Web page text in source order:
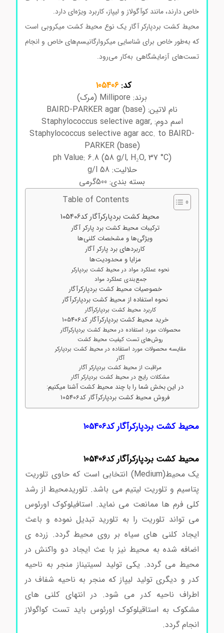
خاص دارند، مانند کوآگولاز و لیپاز، کاربرد ویژه‌ای دارد.
محیط کشت بردپارکر آگار یک نوع محیط کشت میکروبی است
که به‌طور خاص برای شناسایی میکروارگانیسم‌های خاص و انجام
تست‌های آزمایشگاهی به‌کار می‌رود.محیط کشت بردپارکرآگار
کد:105406
برند: Millipore (مرک)
نام لاتین: BAIRD-PARKER agar (base)
اسم دوم: Staphylococcus selective agar,
Staphylococcus selective agar acc. to BAIRD-
PARKER (base)
ph Value: 6.8 (58 g/l, H₂O, 37 °C)
حلالیت: 58 g/l
بسته بندی: 500گرمی
Table of Contents
محیط کشت بردپارکرآگار کد105406
ترکیبات محیط کشت برد پارکر آگار
ویژگی‌ها و مشخصات کلنی‌ها
کاربردهای برد پارکر آگار
مزایا و محدودیت‌ها
نحوه عملکرد مواد در محیط کشت بردپارکر
جمع‌بندی عملکرد مواد
خصوصیات محیط کشت بردپارکرآگار
نحوه استفاده از محیط کشت بردپارکرآگار
کاربرد محیط کشت بردپارکرآگار
خرید محیط کشت بردپارکرآگار کد105406
محصولات مورد استفاده در محیط کشت بردپارکرآگار
روش‌های تست کیفیت محیط کشت
مقایسه محصولات مورد استفاده در محیط کشت بردپارکر
مراقبت از محیط کشت بردپارکر آگار
مشکلات رایج در محیط کشت بردپارکر آگار
در این بخش شما را با چند محیط کشت آشنا میکنیم:
فروش محیط کشت بردپارکرآگار کد105406
محیط کشت بردپارکرآگار کد105406
محیط کشت بردپارکرآگار کد105406
یک محیط(Medium) انتخابی است که حاوی تلوریت
پتاسیم و تلوریت لیتیم می باشد. تلوریدمحیط از رشد
کلی فرم ها ممانعت می نماید. استافیلوکوک اورئوس
می تواند تلوریت را به تلورید تبدیل نموده و باعث
ایجاد کلنی های سیاه بر روی محیط گردد. زرده ی
اضافه شده به محیط نیز با عث ایجاد دو واکنش در
محیط می گردد. یکی تولید لسیتیناز منجر به ناحیه
کدر و دیگری تولید لیپاز که منجر به ناحیه شفاف در
اطراف ناحیه کدر می شود. در انتهای کلنی های
مشکوک به استاقیلوکوک اورئوس باید تست کواگولاز
انجام گردد.محیط کشت بردپارکرآگار کد105406